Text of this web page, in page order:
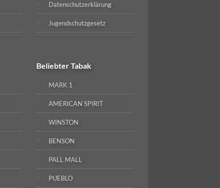
Datenschutzerklärung
Jugendschutzgesetz
BeliebterTabak
MARK 1
AMERICAN SPIRIT
WINSTON
BENSON
PALL MALL
PUEBLO